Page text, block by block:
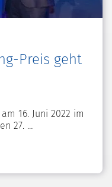
Preis geht
16. Juni 2022 im
27.